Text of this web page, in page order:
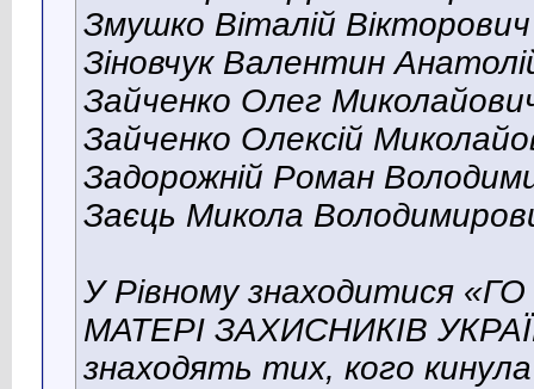
Змушко Віталій Вікторович
Зіновчук Валентин
Зайченко Олег
Зайченко Олексій
Задорожній Роман
Заєць Микола
У Рівному знаходитися
МАТЕРІ ЗАХИСНИКІВ
знаходять тих, кого